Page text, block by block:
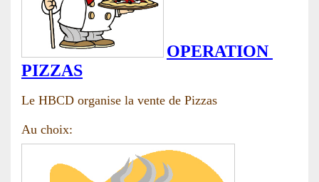
OPERATION
PIZZAS
Le HBCD organise la vente de Pizzas
Au choix: